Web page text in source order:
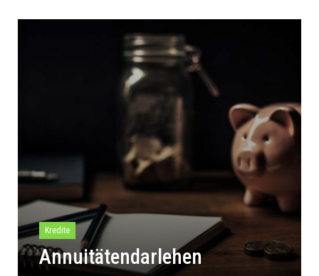
Kredite
Annuitätendarlehen